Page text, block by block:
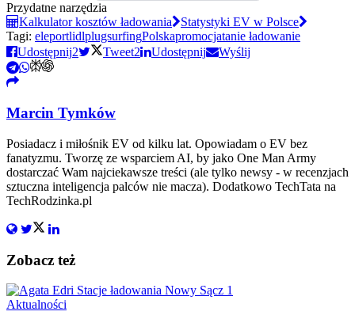
Przydatne narzędzia
Kalkulator kosztów ładowania
Statystyki EV w Polsce
Tagi: eleportlidlplugsurfingPolskapromocjatanie ładowanie
Udostępnij2 Tweet2 Udostępnij Wyślij
Marcin Tymków
Posiadacz i miłośnik EV od kilku lat. Opowiadam o EV bez
fanatyzmu. Tworzę ze wsparciem AI, by jako One Man Army
dostarczać Wam najciekawsze treści (ale tylko newsy - w recenzjach
sztuczna inteligencja palców nie macza). Dodatkowo TechTata na
TechRodzinka.pl
Zobacz też
Aktualności